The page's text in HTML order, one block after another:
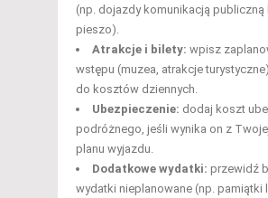
(np. dojazdy komunikacją publiczną
pieszo).
Atrakcje i bilety: wpisz
wstępu (muzea, atrakcje
do kosztów dziennych.
Ubezpieczenie: dodaj koszt
podróżnego, jeśli wynika on z
planu wyjazdu.
Dodatkowe wydatki: przewidź
wydatki nieplanowane (np. pamiątki